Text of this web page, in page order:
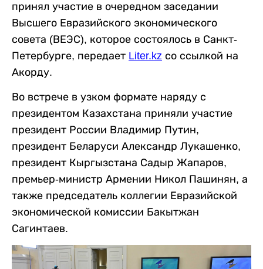
принял участие в очередном заседании
Высшего Евразийского экономического
совета (ВЕЭС), которое состоялось в Санкт-
Петербурге, передает Liter.kz со ссылкой на
Акорду.
Во встрече в узком формате наряду с
президентом Казахстана приняли участие
президент России Владимир Путин,
президент Беларуси Александр Лукашенко,
президент Кыргызстана Садыр Жапаров,
премьер-министр Армении Никол Пашинян, а
также председатель коллегии Евразийской
экономической комиссии Бакытжан
Сагинтаев.